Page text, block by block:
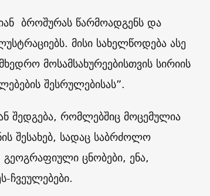
ბროშურას წარმოადგენს და
მისი სახელწოდება ასე
მოსამსახურეებისთვის სირიის
შესრულებისას”.
შედგება, რომლებშიც მოცემულია
შესახებ, სადაც საბრძოლო
გეოგრაფიული ცნობები, ენა,
ჩვეულებები.